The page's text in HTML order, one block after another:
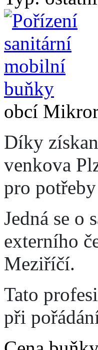
obcí
Díky
venkova
pro
Jedná se o
externího
Meziříčí.
Tato
při